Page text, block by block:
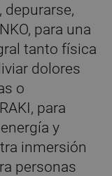
para una
tanto física
dolores
o
para
y
inmersión
personas